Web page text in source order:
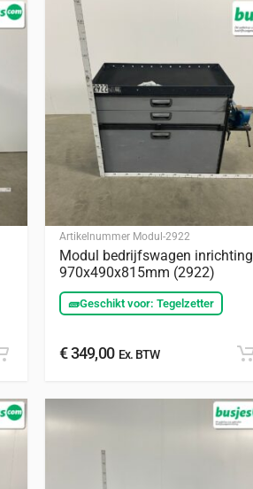
Artikelnummer Modul-2922
Modul bedrijfswagen inrichting
970x490x815mm (2922)
🧱Geschikt voor: Tegelzetter
€349,00Ex. BTW